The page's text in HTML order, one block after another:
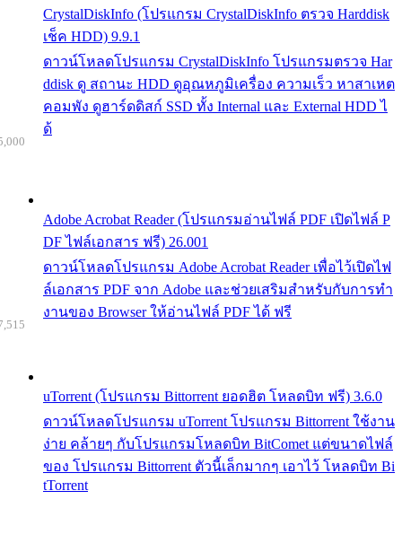
CrystalDiskInfo (โปรแกรม CrystalDiskInfo ตรวจ Harddisk
เช็ค HDD) 9.9.1
ดาวน์โหลดโปรแกรม CrystalDiskInfo โปรแกรมตรวจ Har
ddisk ดู สถานะ HDD ดูอุณหภูมิเครื่อง ความเร็ว หาสาเหต
คอมพัง ดูฮาร์ดดิสก์ SSD ทั้ง Internal และ External HDD ไ
ด้
Adobe Acrobat Reader (โปรแกรมอ่านไฟล์ PDF เปิดไฟล์ P
DF ไฟล์เอกสาร ฟรี) 26.001
ดาวน์โหลดโปรแกรม Adobe Acrobat Reader เพื่อไว้เปิดไฟ
ล์เอกสาร PDF จาก Adobe และช่วยเสริมสำหรับกับการทำ
งานของ Browser ให้อ่านไฟล์ PDF ได้ ฟรี
uTorrent (โปรแกรม Bittorrent ยอดฮิต โหลดบิท ฟรี) 3.6.0
ดาวน์โหลดโปรแกรม uTorrent โปรแกรม Bittorrent ใช้งาน
ง่าย คล้ายๆ กับโปรแกรมโหลดบิท BitComet แต่ขนาดไฟล์
ของ โปรแกรม Bittorrent ตัวนี้เล็กมากๆ เอาไว้ โหลดบิท Bi
tTorrent